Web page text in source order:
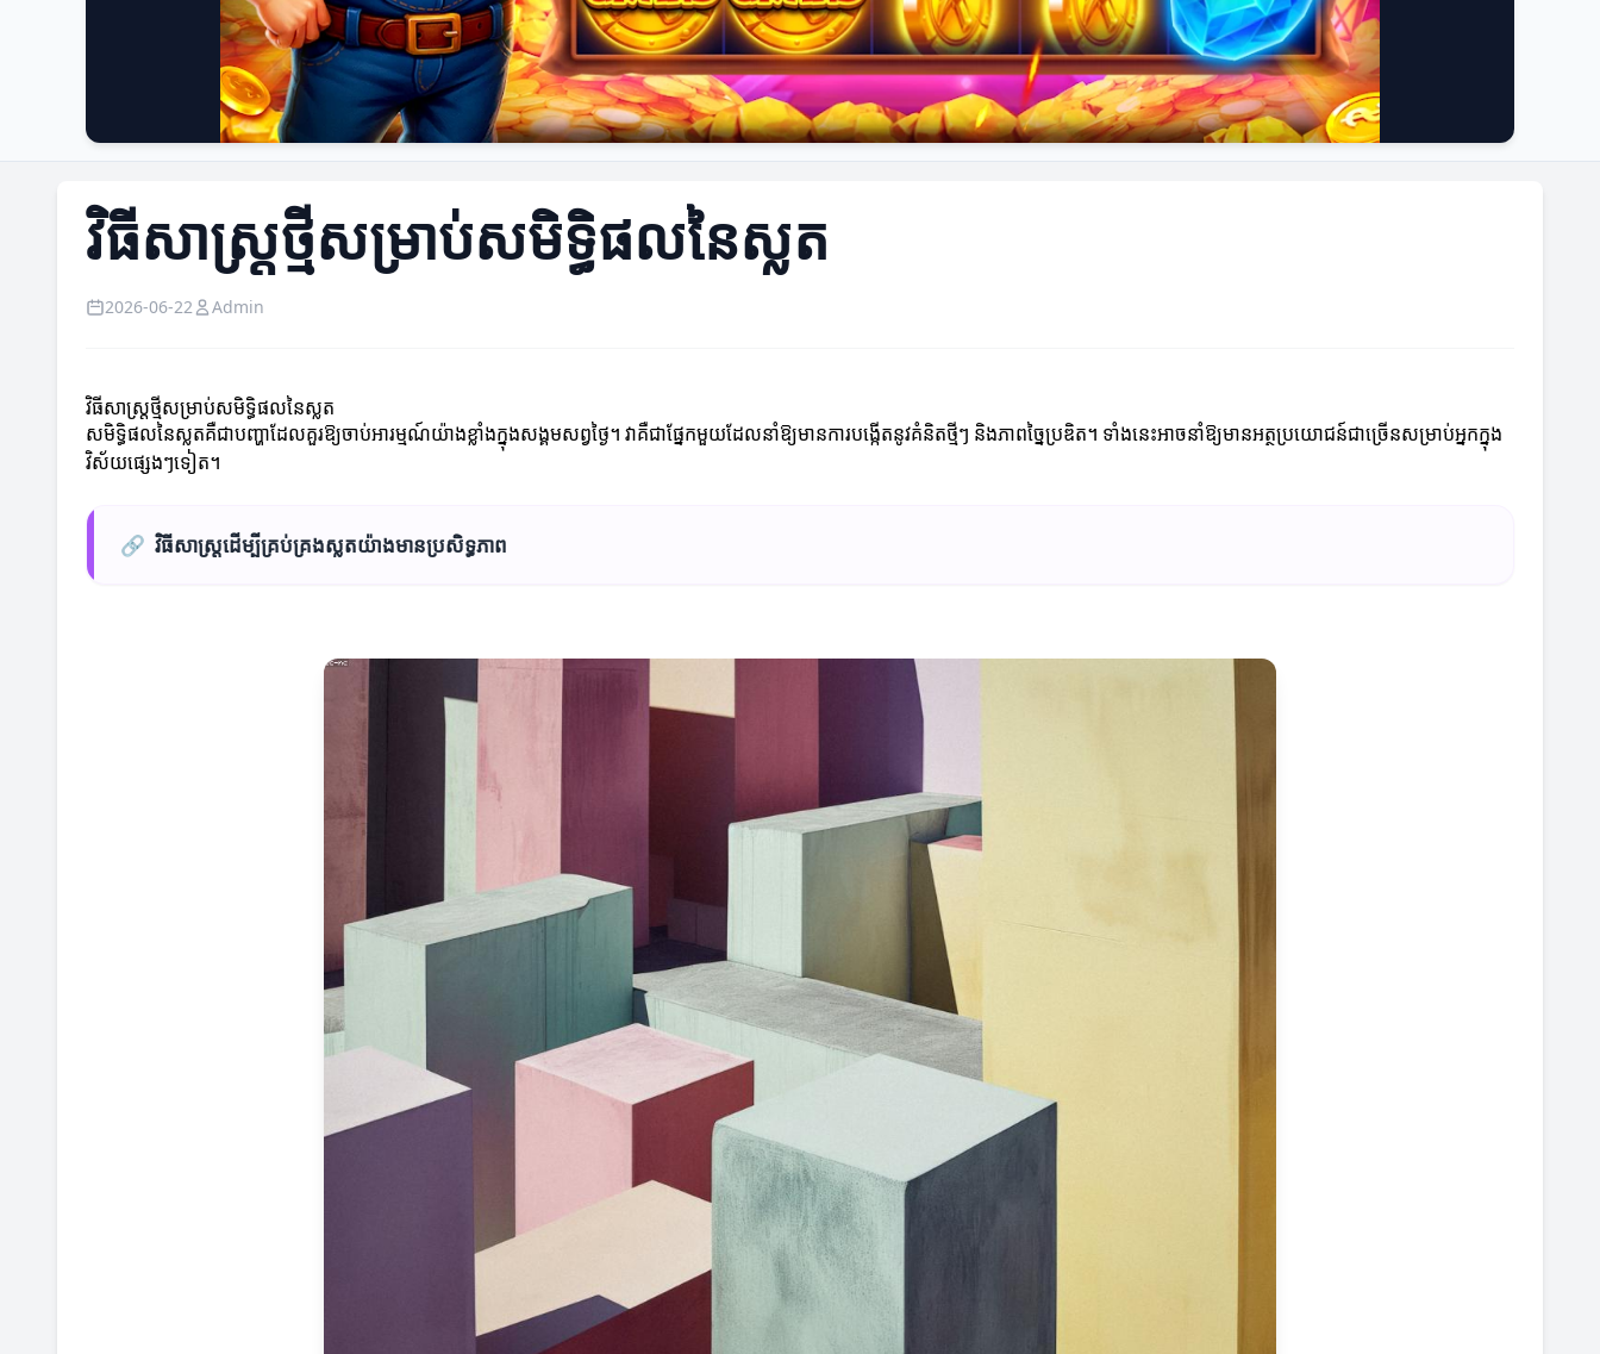
វិធីសាស្ត្រថ្មីសម្រាប់សមិទ្ធិផលនៃស្លត
2026-06-22 Admin
វិធីសាស្ត្រថ្មីសម្រាប់សមិទ្ធិផលនៃស្លត
សមិទ្ធិផលនៃស្លតគឺជាបញ្ហាដែលគួរឱ្យចាប់អារម្មណ៍យ៉ាងខ្លាំងក្នុងសង្គមសព្វថ្ងៃ។ វាគឺជាផ្នែកមួយដែលនាំឱ្យមានការបង្កើតនូវគំនិតថ្មីៗ និងភាពច្នៃប្រឌិត។ ទាំងនេះអាចនាំឱ្យមានអត្ថប្រយោជន៍ជាច្រើនសម្រាប់អ្នកក្នុង
វិស័យផ្សេងៗទៀត។
🔗 វិធីសាស្ត្រដើម្បីគ្រប់គ្រងស្លតយ៉ាងមានប្រសិទ្ធភាព